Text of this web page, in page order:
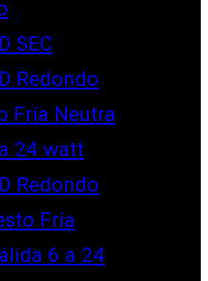
SEC
Redondo
Fría Neutra
24 watt
Redondo
Fría
6 a 24